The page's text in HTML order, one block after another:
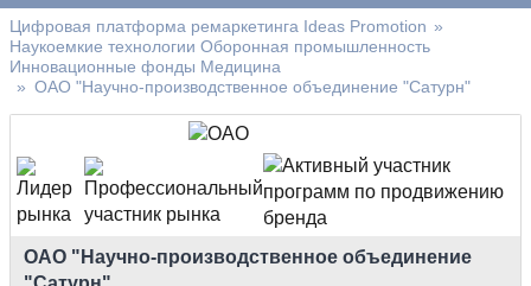
О нас
Контакты
Цифровая платформа ремаркетинга Ideas Promotion »
Наукоемкие технологии Оборонная промышленность
Инновационные фонды Медицина
» ОАО "Научно-производственное объединение "Сатурн"
ОАО "Научно-производственное объединение